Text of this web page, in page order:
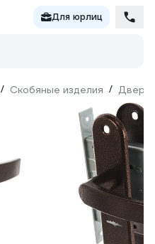
Для юрлиц
/ Скобяные изделия /